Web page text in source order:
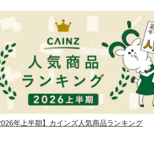
年上半期】カインズ人気商品ランキング